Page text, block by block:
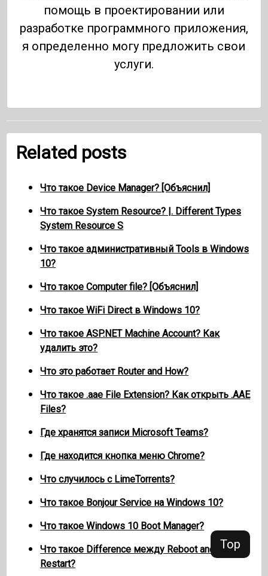
Top
помощь в проектировании или
разработке программного приложения,
я определенно могу предложить свои
услуги.
Related posts
Что такое Device Manager? [Объяснил]
Что такое System Resource? |. Different Types
System Resource S
Что такое административный Tools в Windows
10?
Что такое Computer file? [Объяснил]
Что такое WiFi Direct в Windows 10?
Что такое ASP.NET Machine Account? Как
удалить это?
Что это работает Router and How?
Что такое .aae File Extension? Как открыть .AAE
Files?
Где хранятся записи Microsoft Teams?
Где находится кнопка меню Chrome?
Что случилось с LimeTorrents?
Что такое Bonjour Service на Windows 10?
Что такое Windows 10 Boot Manager?
Что такое Difference между Reboot and
Restart?